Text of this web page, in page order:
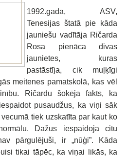
1992.gadā, ASV,
Tenesijas štatā pie kāda
jauniešu vadītāja Ričarda
Rosa pienāca divas
jaunietes, kuras
pastāstīja, cik muļķīgi
meitenes pamatskolā, kas vēl
Ričardu šokēja fakts, ka
pusaudžus, ka viņi sāk
tiek uzskatīta par kaut ko
Dažus iespaidoja citu
pārgulējuši, ir „nūģi”. Kāda
tikai tāpēc, ka viņai likās, ka